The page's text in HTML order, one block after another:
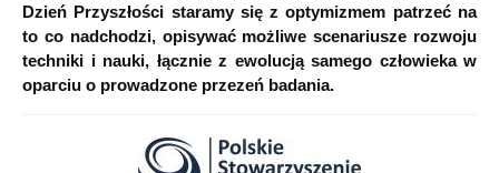
Dzień Przyszłości staramy się z optymizmem patrzeć na
to co nadchodzi, opisywać możliwe scenariusze rozwoju
techniki i nauki, łącznie z ewolucją samego człowieka w
oparciu o prowadzone przezeń badania.